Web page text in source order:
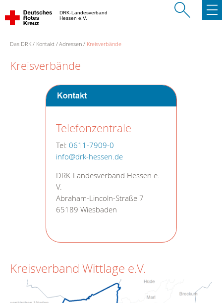
DRK-Landesverband
Hessen e.V.
Das DRK Kontakt Adressen Kreisverbände
Kreisverbände
Telefonzentrale
Tel: 0611-7909-0
info@drk-hessen.de
DRK-Landesverband Hessen e.
V.
Abraham-Lincoln-Straße 7
65189 Wiesbaden
Kreisverband Wittlage e.V.